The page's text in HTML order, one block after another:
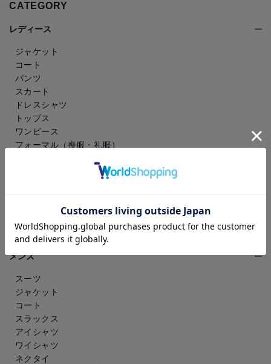
CATEGORY
レディース
ジャケット
コート
パンツ
スカート
ドレスシャツ
トップス
ワンピース
フォーマル（喪服・礼服）
ウェルネス
メンズ
スーツ
ジャケット
コート
スラックス
アイシャツ
ワイシャツ
ネクタイ